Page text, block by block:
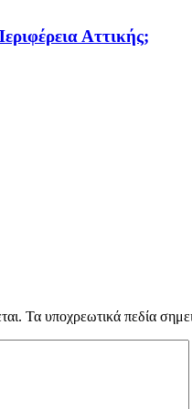
Αττικής;
Τα υποχρεωτικά πεδία